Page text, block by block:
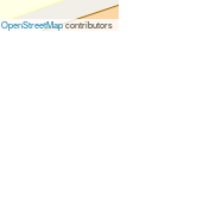
OpenStreetMapcontributors